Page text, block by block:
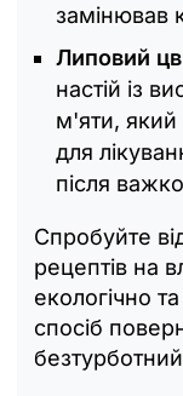
замінював
Липовий
настій із
м'яти, який
для
після
Спробуйте
рецептів на
екологічно
спосіб